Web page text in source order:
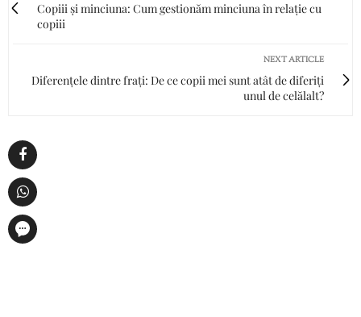
Copiii și minciuna: Cum gestionăm minciuna în relație cu
copiii
NEXT ARTICLE
Diferențele dintre frați: De ce copii mei sunt atât de diferiți
unul de celălalt?